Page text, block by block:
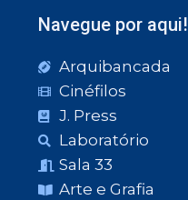
Navegue por aqui!
Arquibancada
Cinéfilos
J. Press
Laboratório
Sala 33
Arte e Grafia